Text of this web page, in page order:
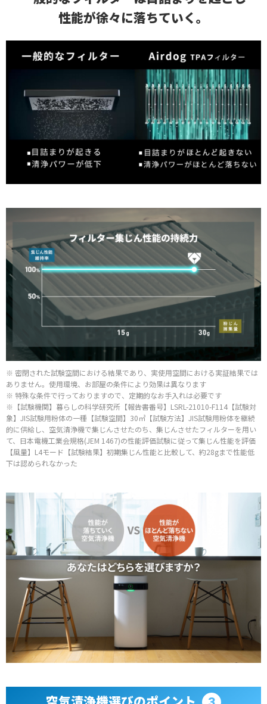
性能が徐々に落ちていく。
※ 密閉された試験空間における結果であり、実使用空間における実証結果では
ありません。使用環境、お部屋の条件により効果は異なります
※ 特殊な条件で行っておりますので、定期的なお手入れは必要です
※【試験機関】暮らしの科学研究所【報告書番号】LSRL-21010-F114【試験対
象】JIS試験用粉体の一種【試験空間】30㎥【試験方法】JIS試験用粉体を継続
的に供給し、空気清浄機で集じんさせたのち、集じんさせたフィルターを用い
て、日本電機工業会規格(JEM 1467)の性能評価試験に従って集じん性能を評価
【風量】L4モード【試験結果】初期集じん性能と比較して、約28gまで性能低
下は認められなかった